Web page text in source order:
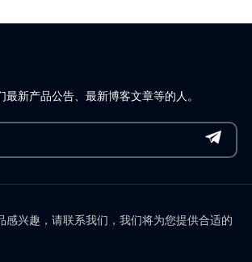
新产品公告、最新博客文章等的人。
感兴趣，请联系我们，我们将为您提供合适的